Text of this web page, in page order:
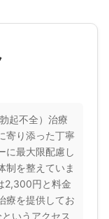
起不全）治療
寄り添った丁寧
に最大限配慮し
制を整えていま
2,300円と料金
療を提供してお
いうアクセス